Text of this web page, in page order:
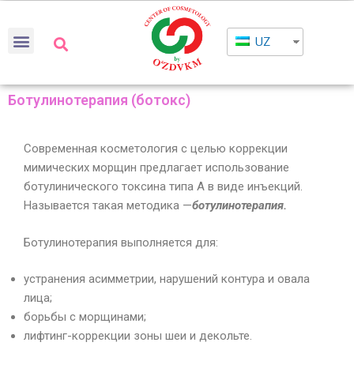
UZ
Ботулинотерапия (ботокс)
Современная косметология с целью коррекции
мимических морщин предлагает использование
ботулинического токсина типа А в виде инъекций.
Называется такая методика —ботулинотерапия.
Ботулинотерапия выполняется для:
устранения асимметрии, нарушений контура и овала
лица;
борьбы с морщинами;
лифтинг-коррекции зоны шеи и декольте.